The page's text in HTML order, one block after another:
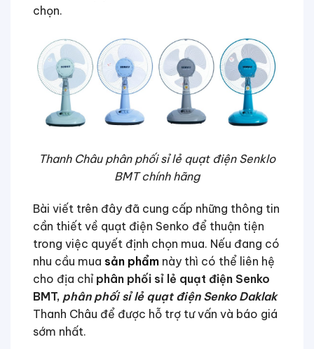
chọn.
Thanh Châu phân phối sỉ lẻ quạt điện Senklo
BMT chính hãng
Bài viết trên đây đã cung cấp những thông tin
cần thiết về quạt điện Senko để thuận tiện
trong việc quyết định chọn mua. Nếu đang có
nhu cầu mua sản phẩm này thì có thể liên hệ
cho địa chỉ phân phối sỉ lẻ quạt điện Senko
BMT, phân phối sỉ lẻ quạt điện Senko Daklak
Thanh Châu để được hỗ trợ tư vấn và báo giá
sớm nhất.